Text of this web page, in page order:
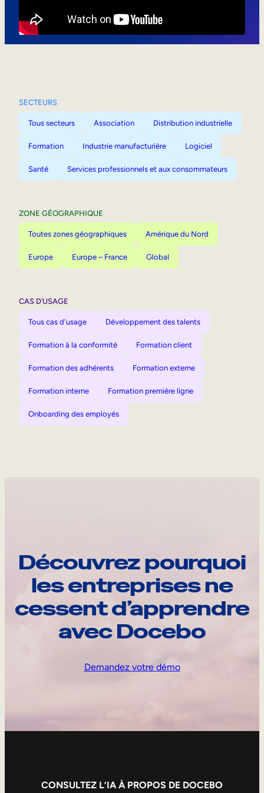
SECTEURS
Tous secteurs Association Distribution industrielle
Formation Industrie manufacturière Logiciel
Santé Services professionnels et aux consommateurs
ZONE GÉOGRAPHIQUE
Toutes zones géographiques Amérique du Nord
Europe Europe – France Global
CAS D’USAGE
Tous cas d'usage Développement des talents
Formation à la conformité Formation client
Formation des adhérents Formation externe
Formation interne Formation première ligne
Onboarding des employés
Découvrez pourquoi
les entreprises ne
cessent d’apprendre
avec Docebo
Demandez votre démo
CONSULTEZ L’IA À PROPOS DE DOCEBO